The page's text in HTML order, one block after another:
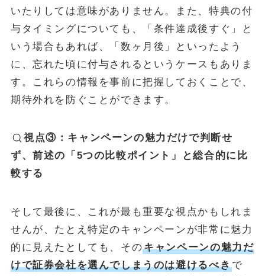
いたりしては意味がありません。また、特典の付
与タイミングについても、「条件達成後すぐ」と
いう場合もあれば、「数ヶ月後」といったよう
に、忘れた頃に付与されるというケースもありま
す。これらの情報を事前に把握しておくことで、
期待外れを防ぐことができます。
視点③：キャンペーンの魅力だけで判断せ
ず、前述の「5つの比較ポイント」と総合的に比
較する
そして最後に、これが最も重要な視点かもしれま
せんが、たとえ特定のキャンペーンが非常に魅力
的に見えたとしても、そのキャンペーンの魅力だ
けで証券会社を選んでしまうのは避けるべきで